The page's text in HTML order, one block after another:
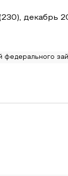
декабрь
федерального